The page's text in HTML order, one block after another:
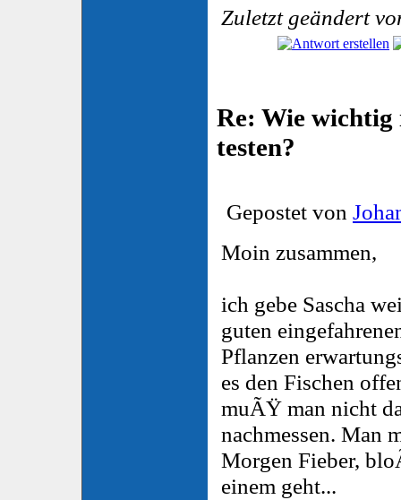
Zuletzt geändert
Re: Wie wichtig
testen?
Gepostet von
Moin zusammen,
ich gebe Sascha
guten
Pflanzen
es den Fischen
muÃŸ man nicht
nachmessen. Man
Morgen Fieber,
einem geht...